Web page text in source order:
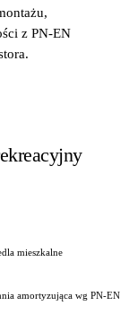
z PN-EN
mieszkalne
amortyzująca wg PN-EN